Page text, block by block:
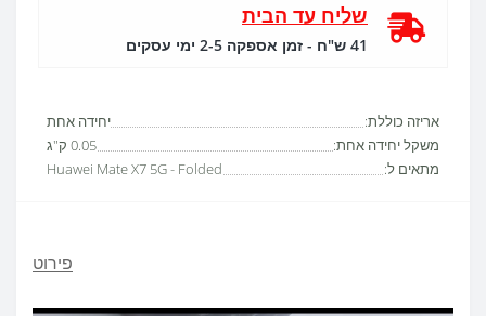
אריזה כוללת:
יחידה אחת
משקל יחידה אחת:
0.05 ק"ג
מתאים ל:
Huawei Mate X7 5G - Folded
שליח עד הבית
41 ש"ח - זמן אספקה 2-5 ימי עסקים
פירוט